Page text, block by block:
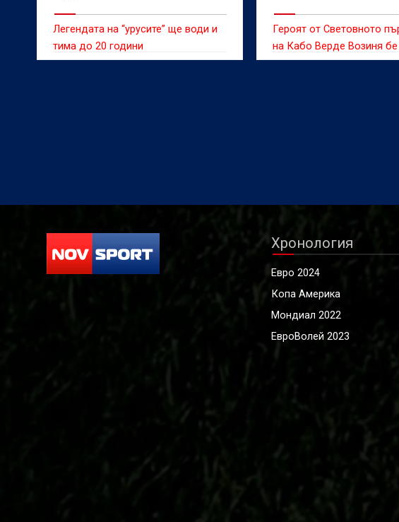
Легендата на “урусите” ще води и
тима до 20 години
Героят от Световното
на Кабо Верде Возиня бе
посрещнат с грандиозно
Хронология
Евро 2024
Копа Америка
Мондиал 2022
ЕвроВолей 2023